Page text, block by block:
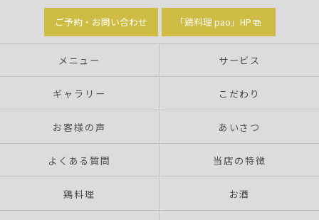
ご予約・お問い合わせ 「鶏料理 pao」HP
メニュー サービス
ギャラリー こだわり
お客様の声 あいさつ
よくある質問 当店の特徴
鶏料理 お酒